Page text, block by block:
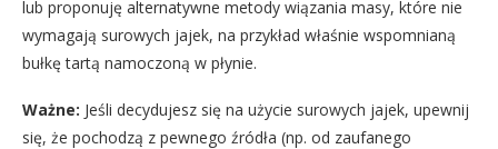
lub proponuję alternatywne metody wiązania masy, które nie
wymagają surowych jajek, na przykład właśnie wspomnianą
bułkę tartą namoczoną w płynie.
Ważne: Jeśli decydujesz się na użycie surowych jajek, upewnij
się, że pochodzą z pewnego źródła (np. od zaufanego